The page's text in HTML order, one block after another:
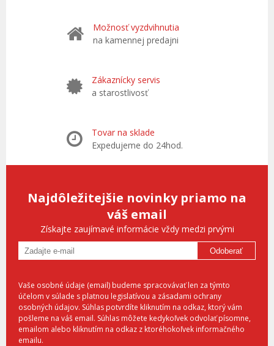
Možnosť vyzdvihnutia
na kamennej predajni
Zákaznícky servis
a starostlivosť
Tovar na sklade
Expedujeme do 24hod.
Najdôležitejšie novinky priamo na
váš email
Získajte zaujímavé informácie vždy medzi prvými
Odoberať
Vaše osobné údaje (email) budeme spracovávať len za týmto
účelom v súlade s platnou legislatívou a zásadami ochrany
osobných údajov. Súhlas potvrdíte kliknutím na odkaz, ktorý vám
pošleme na váš email. Súhlas môžete kedykoľvek odvolať písomne,
emailom alebo kliknutím na odkaz z ktoréhokoľvek informačného
emailu.